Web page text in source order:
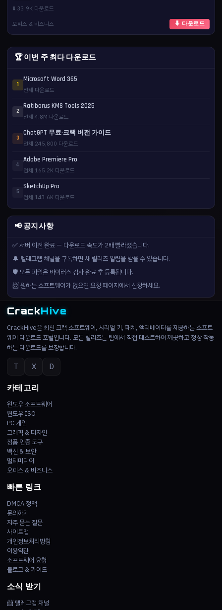
⬇️ 33.9K 다운로드
오피스 & 비즈니스
⬇ 다운로드
🏆 이번 주 최다 다운로드
1
Microsoft Word 365
전체 다운로드
2
Ratiborus KMS Tools 2025
전체 4.8M 다운로드
3
ChatGPT 무료·크랙 버전 가이드
전체 245,800 다운로드
4
Adobe Premiere Pro
전체 165.2K 다운로드
5
SketchUp Pro
전체 143.6K 다운로드
📢 공지사항
✅ 서버 이전 완료 — 다운로드 속도가 2배 빨라졌습니다.
🔔 텔레그램 채널을 구독하면 새 릴리즈 알림을 받을 수 있습니다.
🛡️ 모든 파일은 바이러스 검사 완료 후 등록됩니다.
📨 원하는 소프트웨어가 없으면 요청 페이지에서 신청하세요.
CrackHive
CrackHive은 최신 크랙 소프트웨어, 시리얼 키, 패치, 액티베이터를 제공하는 소프트
웨어 다운로드 포털입니다. 모든 릴리즈는 팀에서 직접 테스트하여 깨끗하고 정상 작동
하는 다운로드를 보장합니다.
T X D
카테고리
윈도우 소프트웨어
윈도우 ISO
PC 게임
그래픽 & 디자인
정품 인증 도구
백신 & 보안
멀티미디어
오피스 & 비즈니스
빠른 링크
DMCA 정책
문의하기
자주 묻는 질문
사이트맵
개인정보처리방침
이용약관
소프트웨어 요청
블로그 & 가이드
소식 받기
📨 텔레그램 채널